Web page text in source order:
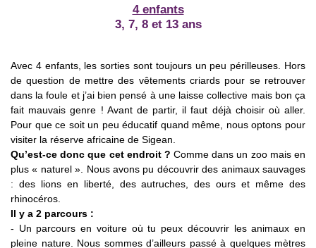
4 enfants
3, 7, 8 et 13 ans
Avec 4 enfants, les sorties sont toujours un peu périlleuses. Hors
de question de mettre des vêtements criards pour se retrouver
dans la foule et j’ai bien pensé à une laisse collective mais bon ça
fait mauvais genre ! Avant de partir, il faut déjà choisir où aller.
Pour que ce soit un peu éducatif quand même, nous optons pour
visiter la réserve africaine de Sigean.
Qu’est-ce donc que cet endroit ? Comme dans un zoo mais en
plus « naturel ». Nous avons pu découvrir des animaux sauvages
: des lions en liberté, des autruches, des ours et même des
rhinocéros.
Il y a 2 parcours :
- Un parcours en voiture où tu peux découvrir les animaux en
pleine nature. Nous sommes d’ailleurs passé à quelques mètres